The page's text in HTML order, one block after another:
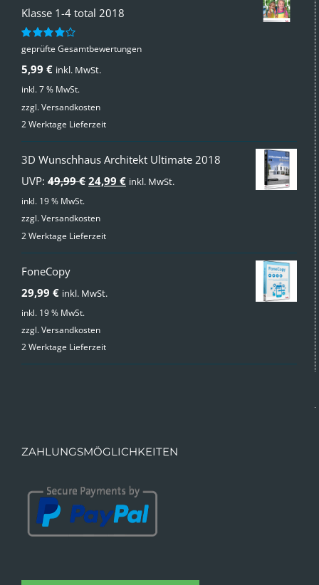
Klasse 1-4 total 2018
Bewertet
von 5
geprüfte Gesamtbewertungen
5,99 € inkl. MwSt.
inkl. 7 % MwSt.
zzgl.Versandkosten
2 Werktage Lieferzeit
3D Wunschhaus Architekt Ultimate 2018
UVP: 49,99€ Ursprünglicher
war:
49,99 €
24,99 €Aktueller
inkl. MwSt.
inkl. 19 % MwSt.
zzgl.Versandkosten
2 Werktage Lieferzeit
FoneCopy
29,99 € inkl. MwSt.
inkl. 19 % MwSt.
zzgl.Versandkosten
2 Werktage Lieferzeit
ZAHLUNGSMÖGLICHKEITEN